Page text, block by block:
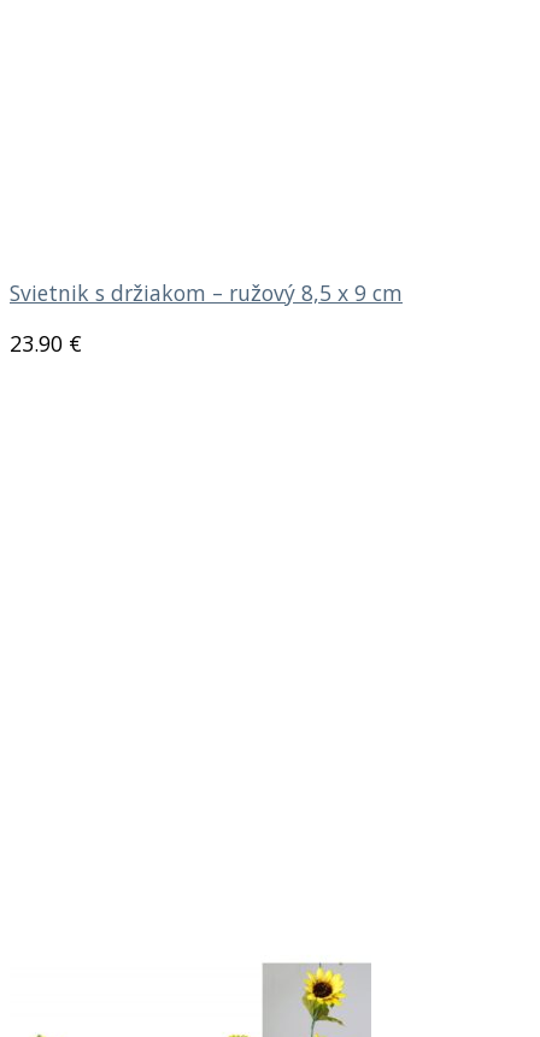
Svietnik s držiakom – ružový 8,5 x 9 cm
23.90 €